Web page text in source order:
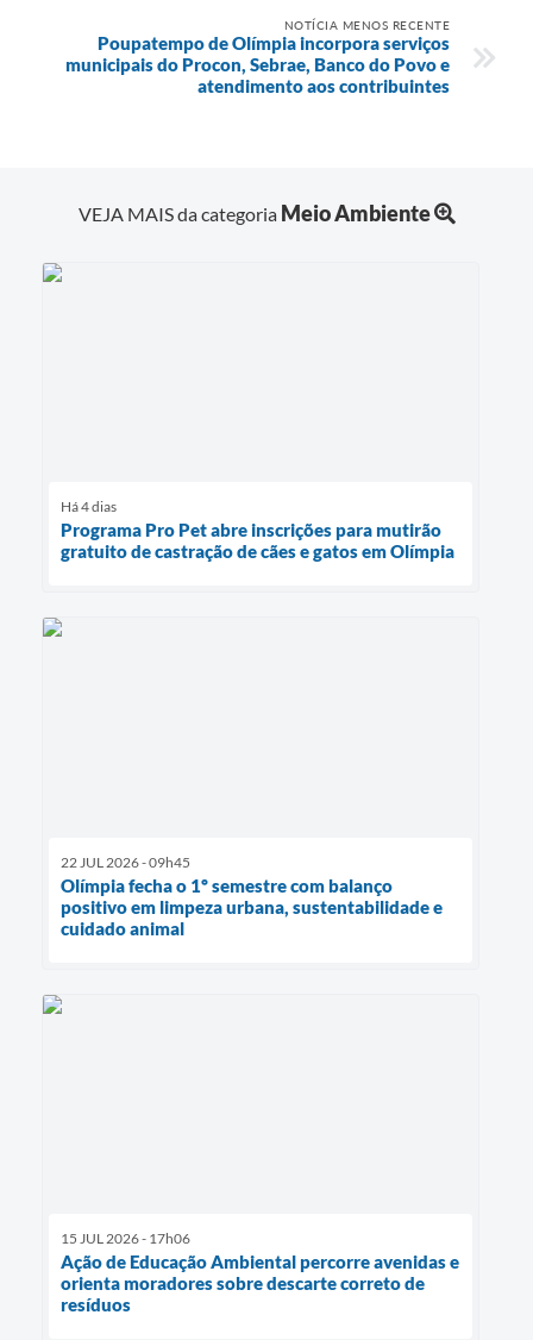
NOTÍCIA MENOS RECENTE
Poupatempo de Olímpia incorpora serviços
municipais do Procon, Sebrae, Banco do Povo e
atendimento aos contribuintes
VEJA MAIS da categoria Meio Ambiente
Há 4 dias
Programa Pro Pet abre inscrições para mutirão
gratuito de castração de cães e gatos em Olímpia
22 JUL 2026 - 09h45
Olímpia fecha o 1º semestre com balanço
positivo em limpeza urbana, sustentabilidade e
cuidado animal
15 JUL 2026 - 17h06
Ação de Educação Ambiental percorre avenidas e
orienta moradores sobre descarte correto de
resíduos